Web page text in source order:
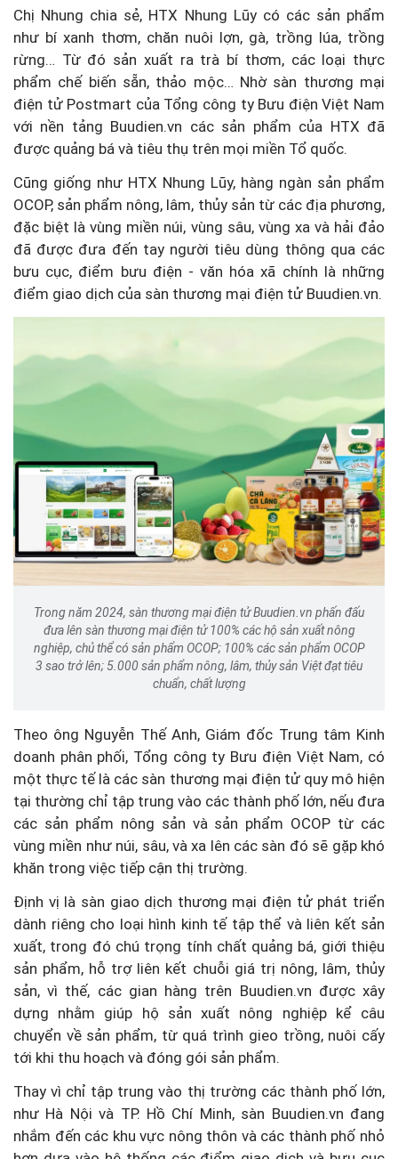
Chị Nhung chia sẻ, HTX Nhung Lũy có các sản phẩm
như bí xanh thơm, chăn nuôi lợn, gà, trồng lúa, trồng
rừng… Từ đó sản xuất ra trà bí thơm, các loại thực
phẩm chế biến sẵn, thảo mộc… Nhờ sàn thương mại
điện tử Postmart của Tổng công ty Bưu điện Việt Nam
với nền tảng Buudien.vn các sản phẩm của HTX đã
được quảng bá và tiêu thụ trên mọi miền Tổ quốc.
Cũng giống như HTX Nhung Lũy, hàng ngàn sản phẩm
OCOP, sản phẩm nông, lâm, thủy sản từ các địa phương,
đặc biệt là vùng miền núi, vùng sâu, vùng xa và hải đảo
đã được đưa đến tay người tiêu dùng thông qua các
bưu cục, điểm bưu điện - văn hóa xã chính là những
điểm giao dịch của sàn thương mại điện tử Buudien.vn.
Trong năm 2024, sàn thương mại điện tử Buudien.vn phấn đấu
đưa lên sàn thương mại điện tử 100% các hộ sản xuất nông
nghiệp, chủ thể có sản phẩm OCOP; 100% các sản phẩm OCOP
3 sao trở lên; 5.000 sản phẩm nông, lâm, thủy sản Việt đạt tiêu
chuẩn, chất lượng
Theo ông Nguyễn Thế Anh, Giám đốc Trung tâm Kinh
doanh phân phối, Tổng công ty Bưu điện Việt Nam, có
một thực tế là các sàn thương mại điện tử quy mô hiện
tại thường chỉ tập trung vào các thành phố lớn, nếu đưa
các sản phẩm nông sản và sản phẩm OCOP từ các
vùng miền như núi, sâu, và xa lên các sàn đó sẽ gặp khó
khăn trong việc tiếp cận thị trường.
Định vị là sàn giao dịch thương mại điện tử phát triển
dành riêng cho loại hình kinh tế tập thể và liên kết sản
xuất, trong đó chú trọng tính chất quảng bá, giới thiệu
sản phẩm, hỗ trợ liên kết chuỗi giá trị nông, lâm, thủy
sản, vì thế, các gian hàng trên Buudien.vn được xây
dựng nhằm giúp hộ sản xuất nông nghiệp kể câu
chuyển về sản phẩm, từ quá trình gieo trồng, nuôi cấy
tới khi thu hoạch và đóng gói sản phẩm.
Thay vì chỉ tập trung vào thị trường các thành phố lớn,
như Hà Nội và TP. Hồ Chí Minh, sàn Buudien.vn đang
nhắm đến các khu vực nông thôn và các thành phố nhỏ